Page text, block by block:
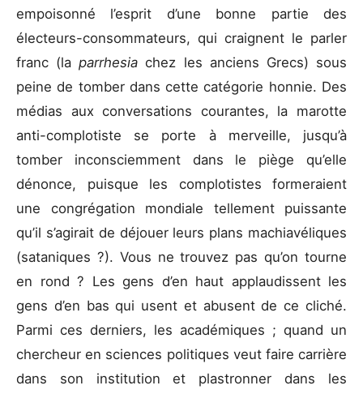
empoisonné l’esprit d’une bonne partie des
électeurs-consommateurs, qui craignent le parler
franc (laparrhesiachez les anciens Grecs) sous
peine de tomber dans cette catégorie honnie. Des
médias aux conversations courantes, la marotte
anti-complotiste se porte à merveille, jusqu’à
tomber inconsciemment dans le piège qu’elle
dénonce, puisque les complotistes formeraient
une congrégation mondiale tellement puissante
qu’il s’agirait de déjouer leurs plans machiavéliques
(sataniques ?). Vous ne trouvez pas qu’on tourne
en rond ? Les gens d’en haut applaudissent les
gens d’en bas qui usent et abusent de ce cliché.
Parmi ces derniers, les académiques ; quand un
chercheur en sciences politiques veut faire carrière
dans son institution et plastronner dans les